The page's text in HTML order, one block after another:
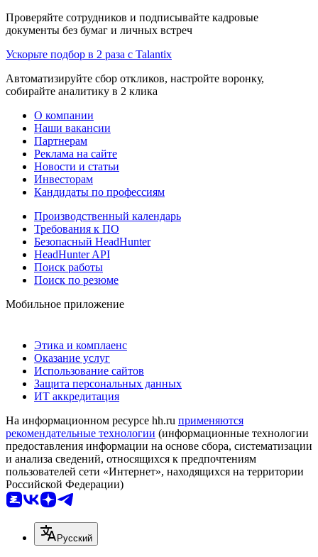
Проверяйте сотрудников и подписывайте кадровые
документы без бумаг и личных встреч
Ускорьте подбор в 2 раза с Talantix
Автоматизируйте сбор откликов, настройте воронку,
собирайте аналитику в 2 клика
О компании
Наши вакансии
Партнерам
Реклама на сайте
Новости и статьи
Инвесторам
Кандидаты по профессиям
Производственный календарь
Требования к ПО
Безопасный HeadHunter
HeadHunter API
Поиск работы
Поиск по резюме
Мобильное приложение
Этика и комплаенс
Оказание услуг
Использование сайтов
Защита персональных данных
ИТ аккредитация
На информационном ресурсе hh.ru применяются
рекомендательные технологии (информационные технологии
предоставления информации на основе сбора, систематизации
и анализа сведений, относящихся к предпочтениям
пользователей сети «Интернет», находящихся на территории
Российской Федерации)
Русский